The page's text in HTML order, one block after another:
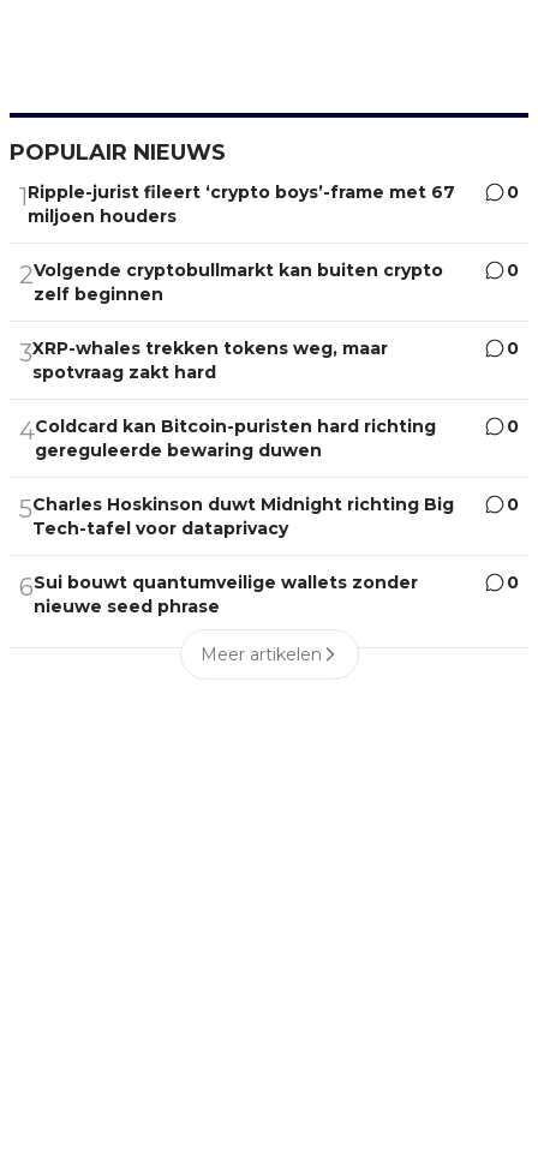
POPULAIR NIEUWS
1Ripple-jurist fileert ‘crypto boys’-frame met 67
miljoen houders
0
2Volgende cryptobullmarkt kan buiten crypto
zelf beginnen
0
3XRP-whales trekken tokens weg, maar
spotvraag zakt hard
0
4Coldcard kan Bitcoin-puristen hard richting
gereguleerde bewaring duwen
0
5Charles Hoskinson duwt Midnight richting Big
Tech-tafel voor dataprivacy
0
6Sui bouwt quantumveilige wallets zonder
nieuwe seed phrase
0
Meer artikelen